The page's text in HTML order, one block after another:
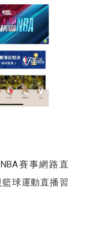
賽事網路直
球運動直播習